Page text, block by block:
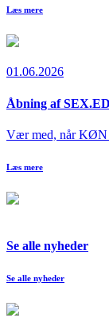
Læs mere
01.06.2026
Åbning af
Vær med, når KØN
Læs mere
Se alle nyheder
Se alle nyheder